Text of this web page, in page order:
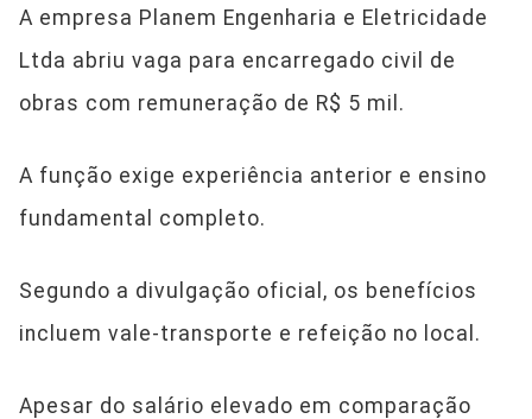
A empresa Planem Engenharia e Eletricidade
Ltda abriu vaga para encarregado civil de
obras com remuneração de R$ 5 mil.
A função exige experiência anterior e ensino
fundamental completo.
Segundo a divulgação oficial, os benefícios
incluem vale-transporte e refeição no local.
Apesar do salário elevado em comparação